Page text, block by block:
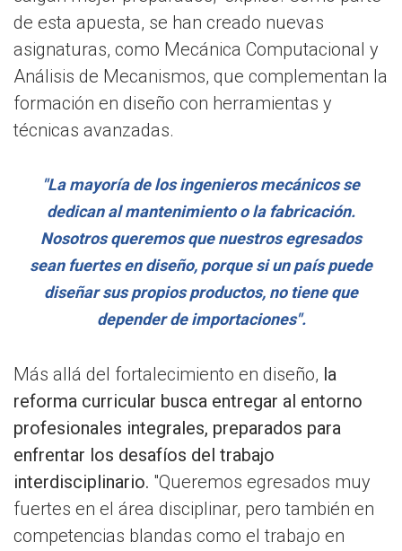
de esta apuesta, se han creado nuevas
asignaturas, como Mecánica Computacional y
Análisis de Mecanismos, que complementan la
formación en diseño con herramientas y
técnicas avanzadas.
"La mayoría de los ingenieros mecánicos se
dedican al mantenimiento o la fabricación.
Nosotros queremos que nuestros egresados
sean fuertes en diseño, porque si un país puede
diseñar sus propios productos, no tiene que
depender de importaciones".
Más allá del fortalecimiento en diseño, la
reforma curricular busca entregar al entorno
profesionales integrales, preparados para
enfrentar los desafíos del trabajo
interdisciplinario. "Queremos egresados muy
fuertes en el área disciplinar, pero también en
competencias blandas como el trabajo en